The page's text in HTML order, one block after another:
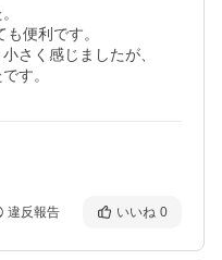
便利です。
さく感じましたが、
違反報告 いいね 0